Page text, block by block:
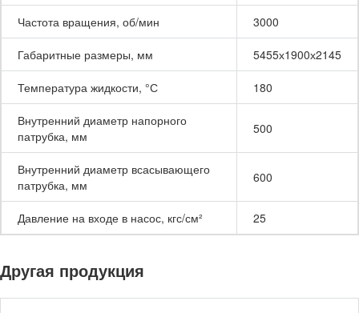
Частота вращения, об/мин 3000
Габаритные размеры, мм 5455х1900х2145
Температура жидкости, °С 180
Внутренний диаметр напорного
патрубка, мм
500
Внутренний диаметр всасывающего
патрубка, мм
600
Давление на входе в насос, кгс/см² 25
Другая продукция